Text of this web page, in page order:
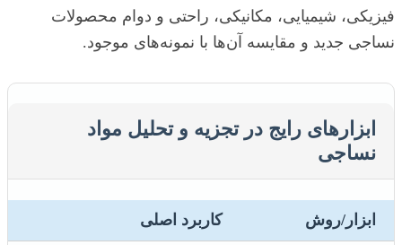
فیزیکی، شیمیایی، مکانیکی، راحتی و دوام محصولات
نساجی جدید و مقایسه آن‌ها با نمونه‌های موجود.
ابزارهای رایج در تجزیه و تحلیل مواد
نساجی
ابزار/روش کاربرد اصلی